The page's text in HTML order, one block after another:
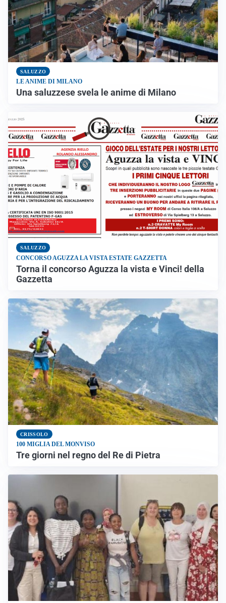
SALUZZO
LE ANIME DI MILANO
Una saluzzese svela le anime di Milano
SALUZZO
CONCORSO AGUZZA LA VISTA ESTATE GAZZETTA
Torna il concorso Aguzza la vista e Vinci! della
Gazzetta
CRISSOLO
100 MIGLIA DEL MONVISO
Tre giorni nel regno del Re di Pietra